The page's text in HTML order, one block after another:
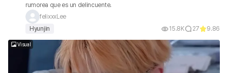
rumorea que es un delincuente.
felixxxLee
Hyunjin
15.8K 27 9.86
Visual